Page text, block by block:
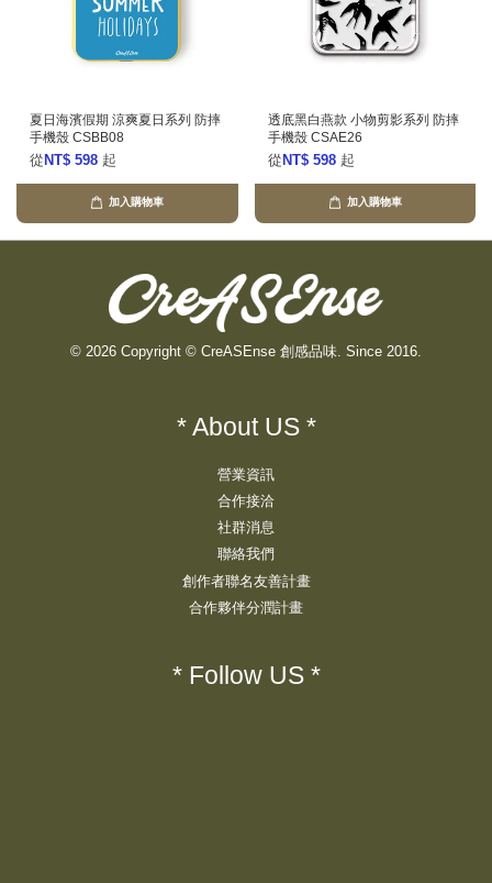
夏日海濱假期 涼爽夏日系列 防摔
手機殼 CSBB08
從 NT$ 598 起
加入購物車
透底黑白燕款 小物剪影系列 防摔
手機殼 CSAE26
從 NT$ 598 起
加入購物車
© 2026 Copyright © CreASEnse 創感品味. Since 2016.
* About US *
營業資訊
合作接洽
社群消息
聯絡我們
創作者聯名友善計畫
合作夥伴分潤計畫
* Follow US *